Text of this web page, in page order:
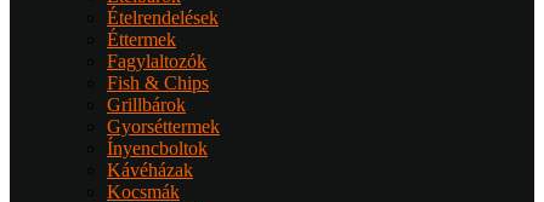
Ételrendelések
Éttermek
Fagylaltozók
Fish & Chips
Grillbárok
Gyorséttermek
Ínyencboltok
Kávéházak
Kocsmák